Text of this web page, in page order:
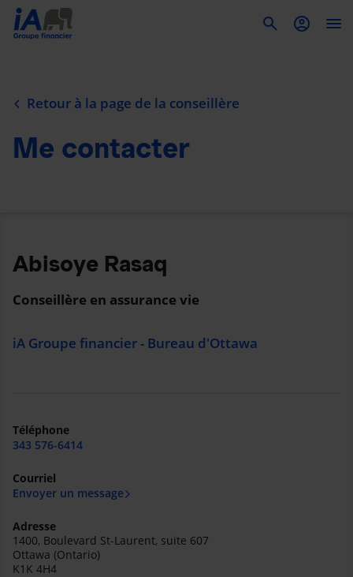
Retour à la page de la conseillère
Me contacter
Abisoye Rasaq
Conseillère en assurance vie
iA Groupe financier - Bureau d'Ottawa
Téléphone
343 576-6414
Courriel
Envoyer un message
Adresse
1400, Boulevard St-Laurent, suite 607
Ottawa (Ontario)
K1K 4H4